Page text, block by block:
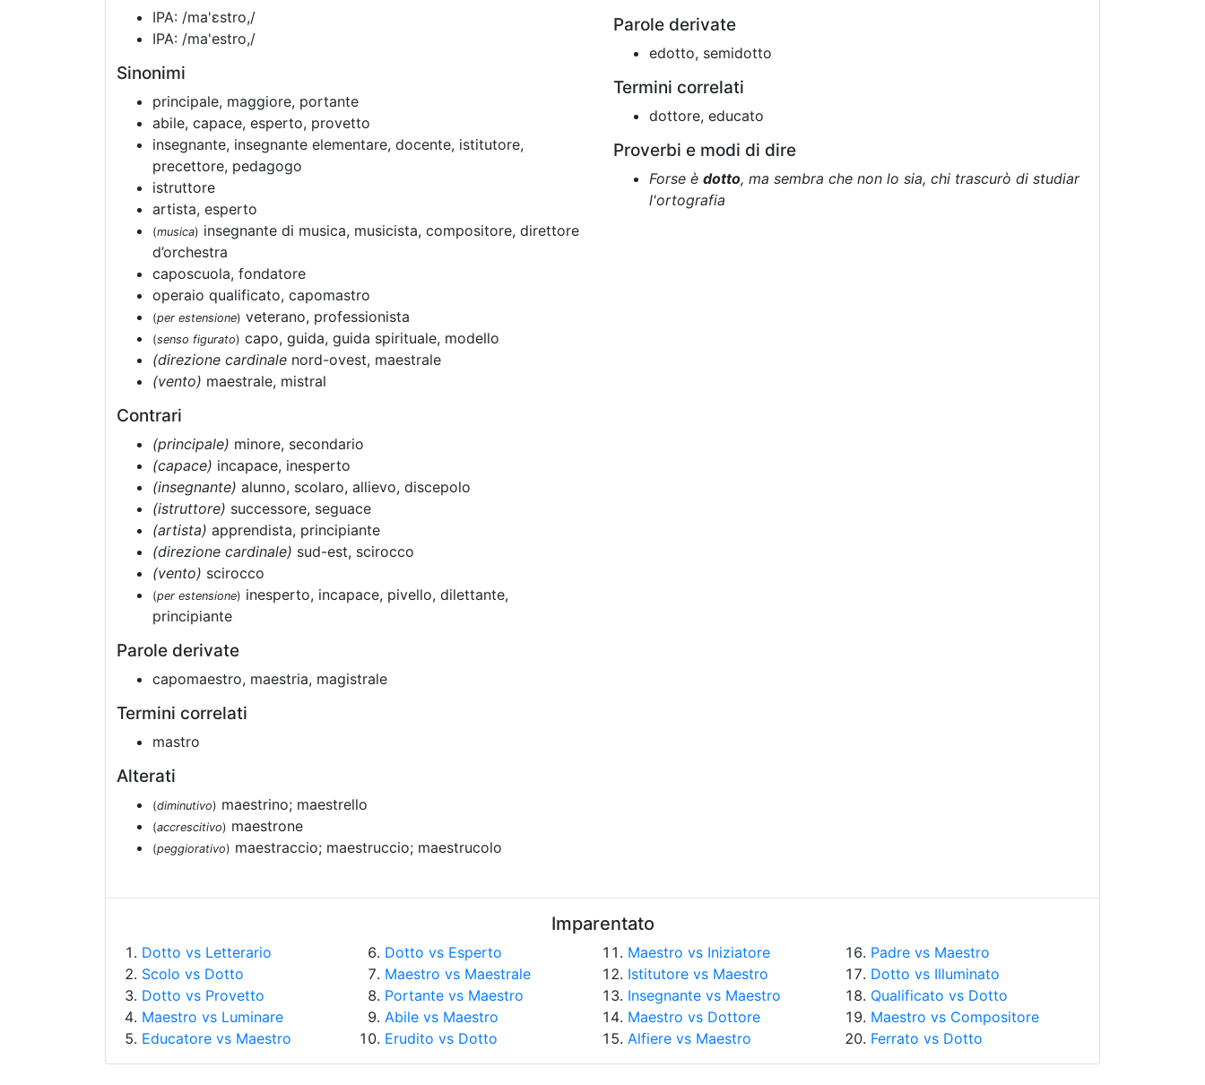
IPA: /ma'ɛstro,/
IPA: /ma'estro,/
Sinonimi
principale, maggiore, portante
abile, capace, esperto, provetto
insegnante, insegnante elementare, docente, istitutore,
precettore, pedagogo
istruttore
artista, esperto
(musica) insegnante di musica, musicista, compositore, direttore
d’orchestra
caposcuola, fondatore
operaio qualificato, capomastro
(per estensione) veterano, professionista
(senso figurato) capo, guida, guida spirituale, modello
(direzione cardinale nord-ovest, maestrale
(vento) maestrale, mistral
Contrari
(principale) minore, secondario
(capace) incapace, inesperto
(insegnante) alunno, scolaro, allievo, discepolo
(istruttore) successore, seguace
(artista) apprendista, principiante
(direzione cardinale) sud-est, scirocco
(vento) scirocco
(per estensione) inesperto, incapace, pivello, dilettante,
principiante
Parole derivate
capomaestro, maestria, magistrale
Termini correlati
mastro
Alterati
(diminutivo) maestrino; maestrello
(accrescitivo) maestrone
(peggiorativo) maestraccio; maestruccio; maestrucolo
Parole derivate
edotto, semidotto
Termini correlati
dottore, educato
Proverbi e modi di dire
Forse è dotto, ma sembra che non lo sia, chi trascurò di studiar
l'ortografia
Imparentato
Dotto vs Letterario
Scolo vs Dotto
Dotto vs Provetto
Maestro vs Luminare
Educatore vs Maestro
Dotto vs Esperto
Maestro vs Maestrale
Portante vs Maestro
Abile vs Maestro
Erudito vs Dotto
Maestro vs Iniziatore
Istitutore vs Maestro
Insegnante vs Maestro
Maestro vs Dottore
Alfiere vs Maestro
Padre vs Maestro
Dotto vs Illuminato
Qualificato vs Dotto
Maestro vs Compositore
Ferrato vs Dotto